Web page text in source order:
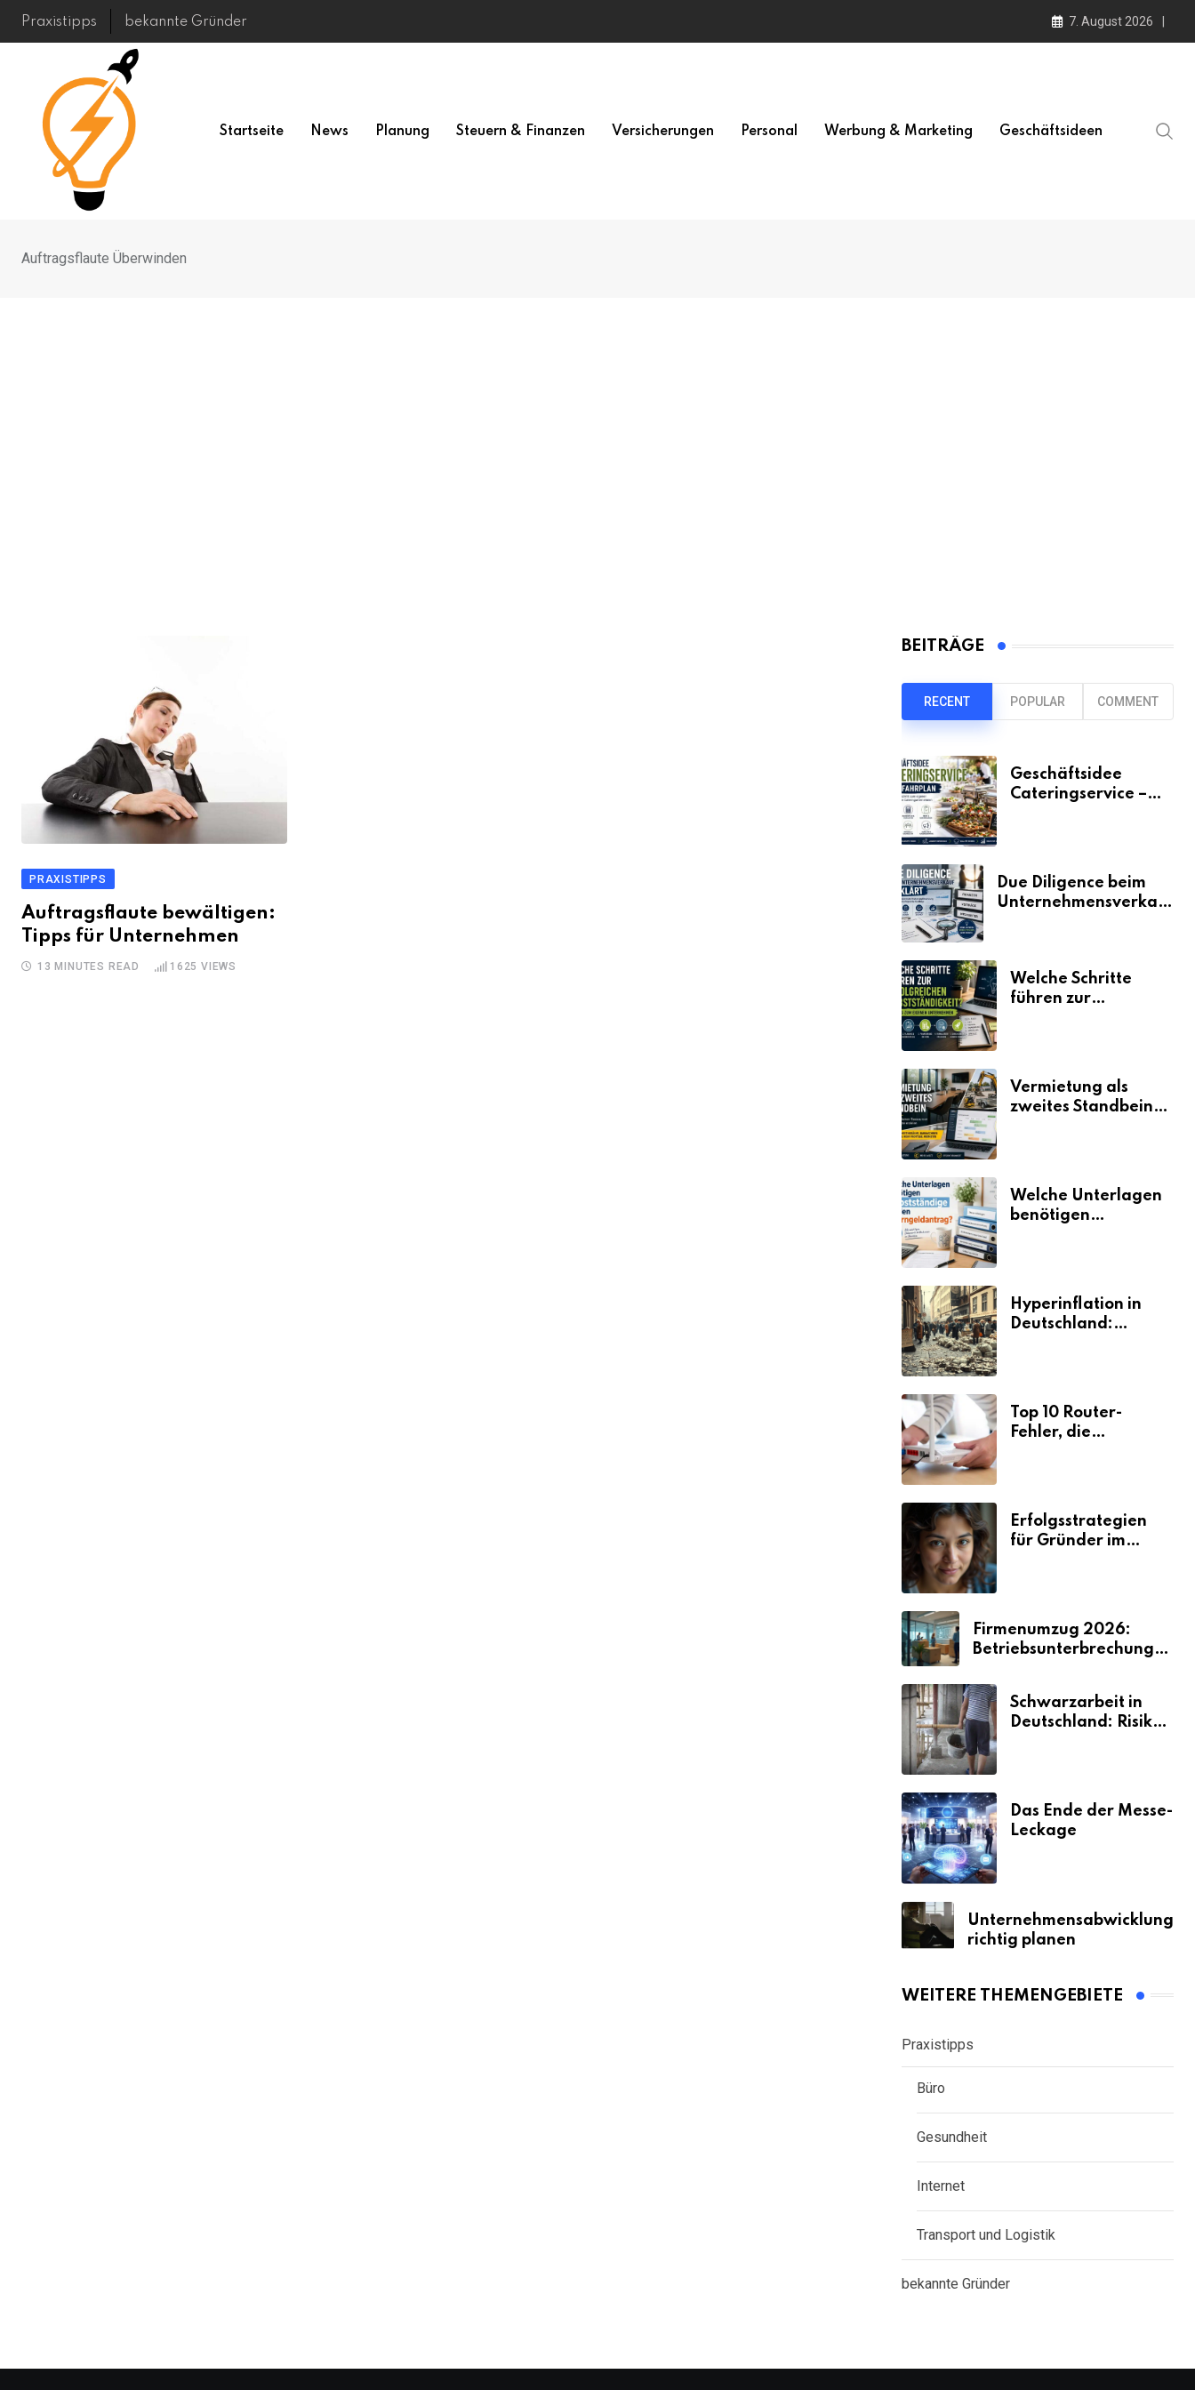
Skip
Praxistipps bekannte Gründer 7. August 2026
Startseite News Planung Steuern & Finanzen Versicherungen Personal Werbung & Marketing Geschäftsideen
Auftragsflaute Überwinden
PRAXISTIPPS
Auftragsflaute bewältigen:
Tipps für Unternehmen
13 MINUTES READ 1625 VIEWS
BEITRÄGE
RECENT POPULAR COMMENT
Geschäftsidee
Cateringservice –
Due Diligence beim
Unternehmensverkauf
Welche Schritte
führen zur
Vermietung als
zweites Standbein:
Umsätze machen
Welche Unterlagen
benötigen
Hyperinflation in
Deutschland:
Top 10 Router-
Fehler, die
Erfolgsstrategien
für Gründer im
Firmenumzug 2026:
Betriebsunterbrechungen
Schwarzarbeit in
Deutschland: Risiken
Das Ende der Messe-
Leckage
Unternehmensabwicklung
richtig planen
WEITERE THEMENGEBIETE
Praxistipps
Büro
Gesundheit
Internet
Transport und Logistik
bekannte Gründer